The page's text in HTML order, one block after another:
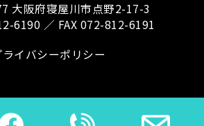
大阪府寝屋川市点野2-17-3
6190 ／ FAX 072-812-6191
ライバシーポリシー